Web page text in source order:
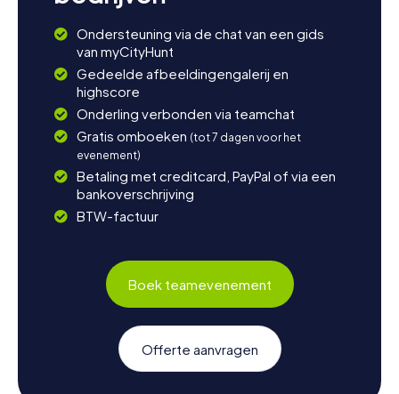
Ondersteuning via de chat van een gids
van myCityHunt
Gedeelde afbeeldingengalerij en
highscore
Onderling verbonden via teamchat
Gratis omboeken (tot 7 dagen voor het
evenement)
Betaling met creditcard, PayPal of via een
bankoverschrijving
BTW-factuur
Boek teamevenement
Offerte aanvragen